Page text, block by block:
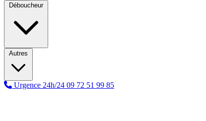
Déboucheur
Autres
Urgence 24h/24 09 72 51 99 85